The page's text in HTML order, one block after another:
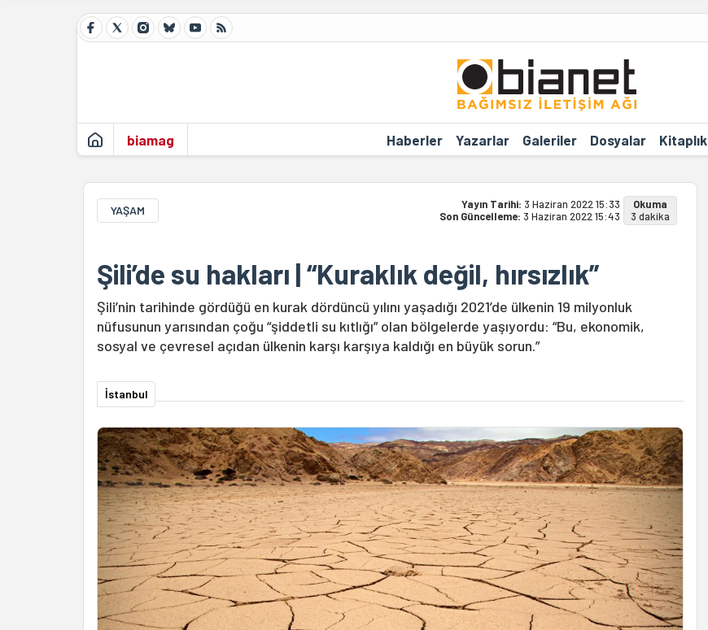
biamag Haberler Yazarlar Galeriler Dosyalar Kitaplık
YAŞAM Yayın Tarihi: 3 Haziran 2022 15:33
Son Güncelleme: 3 Haziran 2022 15:43
Okuma
3 dakika
Şili’de su hakları | “Kuraklık değil, hırsızlık”
Şili’nin tarihinde gördüğü en kurak dördüncü yılını yaşadığı 2021’de ülkenin 19 milyonluk
nüfusunun yarısından çoğu “şiddetli su kıtlığı” olan bölgelerde yaşıyordu: “Bu, ekonomik,
sosyal ve çevresel açıdan ülkenin karşı karşıya kaldığı en büyük sorun.”
İstanbul